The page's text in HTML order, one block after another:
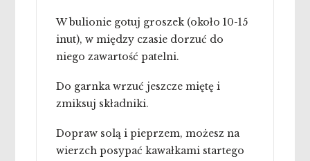
W bulionie gotuj groszek (około 10-15
inut), w między czasie dorzuć do
niego zawartość patelni.
Do garnka wrzuć jeszcze miętę i
zmiksuj składniki.
Dopraw solą i pieprzem, możesz na
wierzch posypać kawałkami startego